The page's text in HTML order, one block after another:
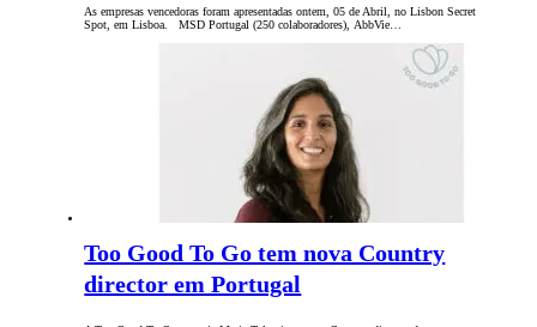
As empresas vencedoras foram apresentadas ontem, 05 de Abril, no Lisbon Secret
Spot, em Lisboa. MSD Portugal (250 colaboradores), AbbVie…
Too Good To Go tem nova Country
director em Portugal